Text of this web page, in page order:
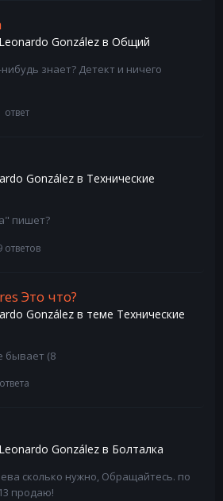
Leonardo González в Общий
знает? Детект и ничего
ответ
González в Технические
пишет?
ответов
Это что?
González в теме Технические
бывает (8
Leonardo González в Болталка
сколько нужно, Обращайтесь. по
продаю!